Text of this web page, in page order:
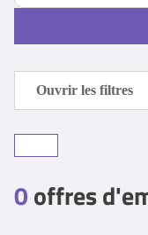
0offres
Ouvrir les filtres